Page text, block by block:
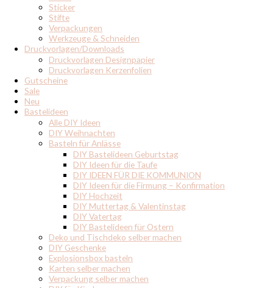
Sticker
Stifte
Verpackungen
Werkzeuge & Schneiden
Druckvorlagen/Downloads
Druckvorlagen Designpapier
Druckvorlagen Kerzenfolien
Gutscheine
Sale
Neu
Bastelideen
Alle DIY Ideen
DIY Weihnachten
Basteln für Anlässe
DIY Bastelideen Geburtstag
DIY Ideen für die Taufe
DIY IDEEN FÜR DIE KOMMUNION
DIY Ideen für die Firmung – Konfirmation
DIY Hochzeit
DIY Muttertag & Valentinstag
DIY Vatertag
DIY Bastelideen für Ostern
Deko und Tischdeko selber machen
DIY Geschenke
Explosionsbox basteln
Karten selber machen
Verpackung selber machen